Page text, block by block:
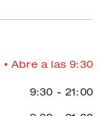
• Abre a las 9:30
9:30 - 21:00